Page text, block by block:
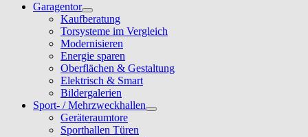
Garagentor
Kaufberatung
Torsysteme im Vergleich
Modernisieren
Energie sparen
Oberflächen & Gestaltung
Elektrisch & Smart
Bildergalerien
Sport- / Mehrzweckhallen
Geräteraumtore
Sporthallen Türen